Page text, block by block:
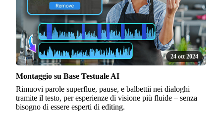
24 ott 2024
Montaggio su Base Testuale AI
Rimuovi parole superflue, pause, e balbettii nei dialoghi
tramite il testo, per esperienze di visione più fluide – senza
bisogno di essere esperti di editing.